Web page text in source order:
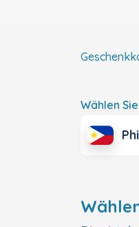
Wählen